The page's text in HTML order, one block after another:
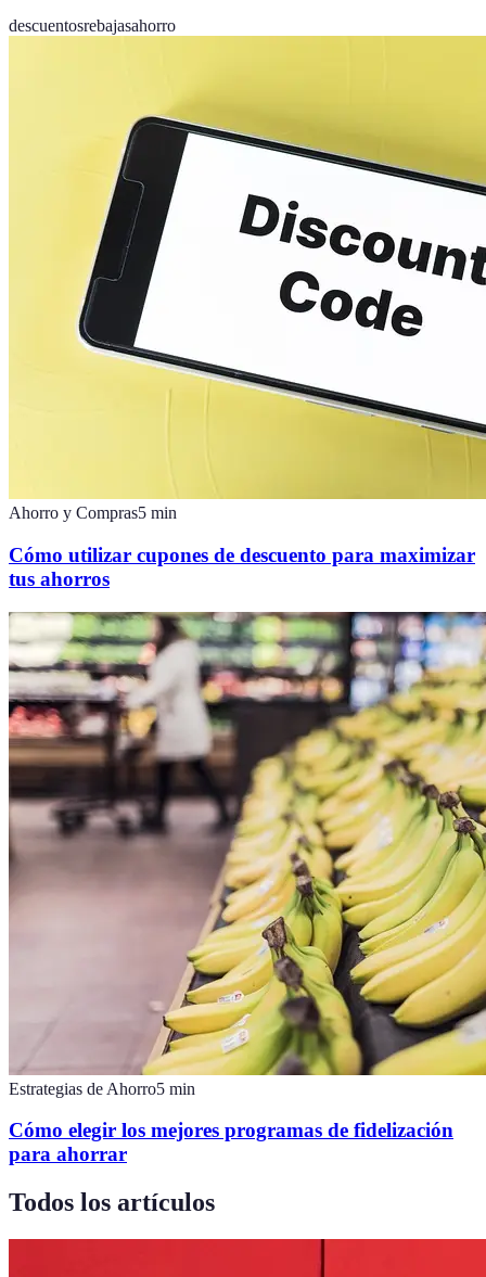
descuentosrebajasahorro
Ahorro y Compras5 min
Cómo utilizar cupones de descuento para maximizar
tus ahorros
Estrategias de Ahorro5 min
Cómo elegir los mejores programas de fidelización
para ahorrar
Todos los artículos